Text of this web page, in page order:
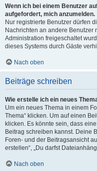
Wenn ich bei einem Benutzer
aufgefordert, mich anzumelden.
Nur registrierte Benutzer dürfen
Nachrichten an andere Benutzer
Administration freigeschaltet
dieses Systems durch Gäste
Nach oben
Beiträge schreiben
Wie erstelle ich ein neues
Um ein neues Thema in einem
Thema“ klicken. Um auf einen
klicken. Es könnte sein, dass
Beitrag schreiben kannst. Deine
Foren- und der Beitragsansicht
erstellen“, „Du darfst
Nach oben